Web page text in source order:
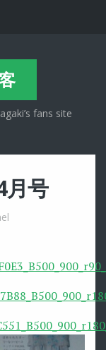
fans site
月号